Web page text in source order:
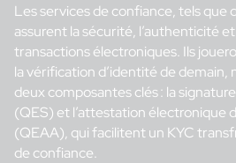
Les services de confiance, tels que
assurent la sécurité, l’authenticité
transactions électroniques. Ils
la vérification d’identité de demain,
deux composantes clés : la
(QES) et l’attestation électronique
(QEAA), qui facilitent un KYC
de confiance.